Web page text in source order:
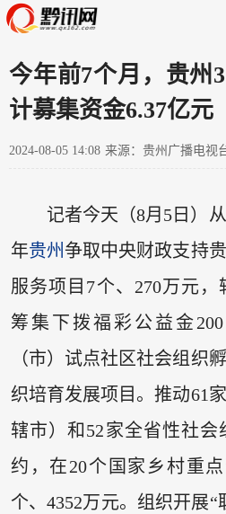
今年前7个月，贵州
计募集资金6.37亿元
2024-08-05 14:08 来源：贵州广播电视
记者今天（8月5日）
年贵州争取中央财政支持
服务项目7个、270万元，
筹集下拨福彩公益金
（市）试点社区社会组织
织培育发展项目。推动61
辖市）和52家全省性社
约，在20个国家乡村重
个、4352万元。组织开展